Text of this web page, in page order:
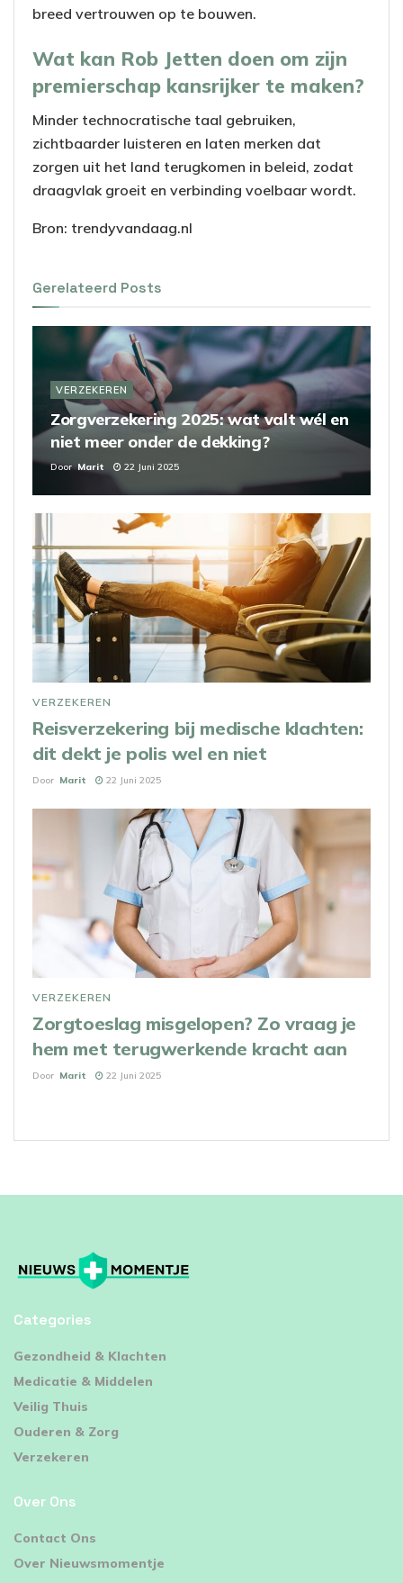
breed vertrouwen op te bouwen.
Wat kan Rob Jetten doen om zijn
premierschap kansrijker te maken?
Minder technocratische taal gebruiken,
zichtbaarder luisteren en laten merken dat
zorgen uit het land terugkomen in beleid, zodat
draagvlak groeit en verbinding voelbaar wordt.
Bron: trendyvandaag.nl
Gerelateerd Posts
VERZEKEREN
Zorgverzekering 2025: wat valt wél en
niet meer onder de dekking?
Door Marit 22 Juni 2025
VERZEKEREN
Reisverzekering bij medische klachten:
dit dekt je polis wel en niet
Door Marit 22 Juni 2025
VERZEKEREN
Zorgtoeslag misgelopen? Zo vraag je
hem met terugwerkende kracht aan
Door Marit 22 Juni 2025
Categories
⁠Gezondheid & Klachten
Medicatie & Middelen
Veilig Thuis
Ouderen & Zorg
Verzekeren
Over Ons
Contact Ons
Over Nieuwsmomentje